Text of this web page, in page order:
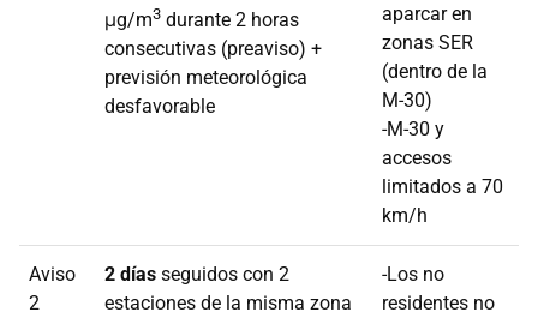
μg/m3 durante 2 horas
consecutivas (preaviso) +
previsión meteorológica
desfavorable
aparcar en
zonas SER
(dentro de la
M-30)
-M-30 y
accesos
limitados a 70
km/h
Aviso
2
2 días seguidos con 2
estaciones de la misma zona
-Los no
residentes no